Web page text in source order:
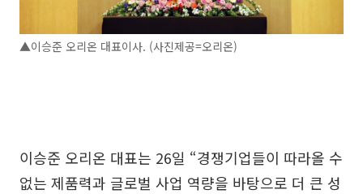
▲이승준 오리온 대표이사. (사진제공=오리온)
이승준 오리온 대표는 26일 “경쟁기업들이 따라올 수
없는 제품력과 글로벌 사업 역량을 바탕으로 더 큰 성